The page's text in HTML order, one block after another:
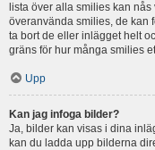
lista över alla smilies kan
överanvända smilies, de kan
ta bort de eller inlägget helt
gräns för hur många smilies
Upp
Kan jag infoga bilder?
Ja, bilder kan visas i dina
kan du ladda upp bilderna